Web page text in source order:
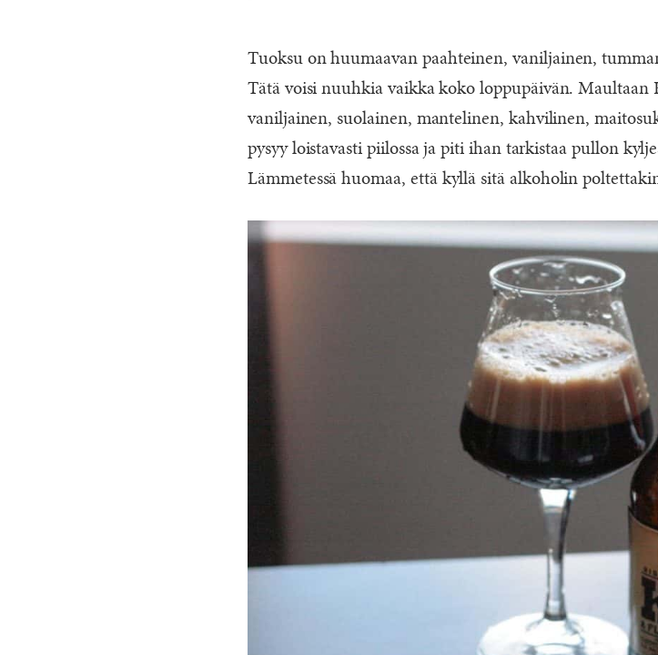
Tuoksu on huumaavan paahteinen, vaniljainen,
Tätä voisi nuuhkia vaikka koko loppupäivän. Maultaan
vaniljainen, suolainen, mantelinen, kahvilinen,
pysyy loistavasti piilossa ja piti ihan tarkistaa pullon
Lämmetessä huomaa, että kyllä sitä alkoholin